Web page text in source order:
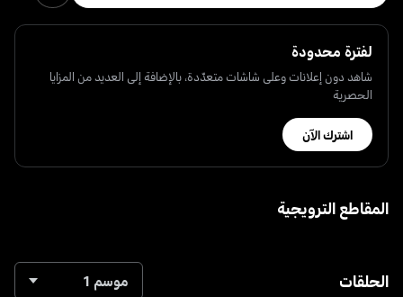
لفترة محدودة
شاهد دون إعلانات وعلى شاشات متعدّدة، بالإضافة إلى العديد من المزايا
الحصرية
اشترك الآن
المقاطع الترويجية
الحلقات موسم 1